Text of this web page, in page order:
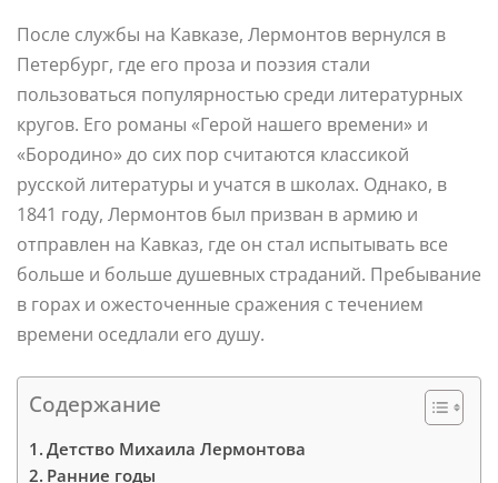
После службы на Кавказе, Лермонтов вернулся в
Петербург, где его проза и поэзия стали
пользоваться популярностью среди литературных
кругов. Его романы «Герой нашего времени» и
«Бородино» до сих пор считаются классикой
русской литературы и учатся в школах. Однако, в
1841 году, Лермонтов был призван в армию и
отправлен на Кавказ, где он стал испытывать все
больше и больше душевных страданий. Пребывание
в горах и ожесточенные сражения с течением
времени оседлали его душу.
Содержание
Детство Михаила Лермонтова
Ранние годы